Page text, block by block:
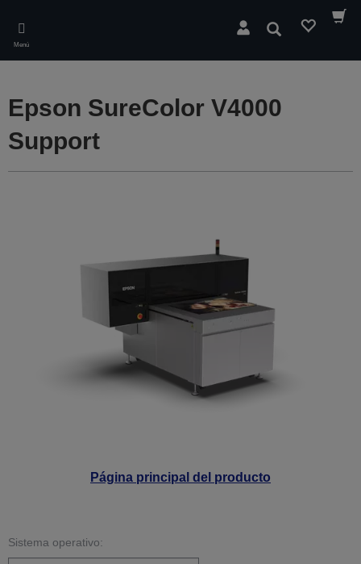
main
content
Menú
Buscar
Página principal del producto
Epson SureColor V4000
Support
Sistema operativo: